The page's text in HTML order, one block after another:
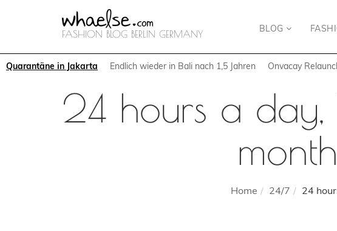
FASHION BLOG BERLIN GERMANY
BLOG
Quarantäne in Jakarta Endlich wieder in Bali nach 1,5 Jahren Onvacay
24 hours a day,
Home 24/7 24